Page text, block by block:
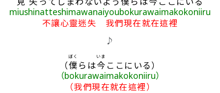
miushinatteshimawanaiyoubokurawaimakokoniiru
不讓心靈迷失 我們現在就在這裡
♪
（僕
ぼく
らは今
いま
ここにいる）
（bokurawaimakokoniiru）
（我們現在就在這裡）